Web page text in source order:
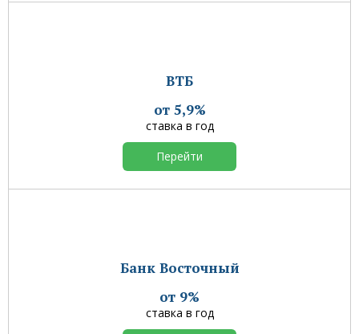
ВТБ
от 5,9%
ставка в год
Перейти
Банк Восточный
от 9%
ставка в год